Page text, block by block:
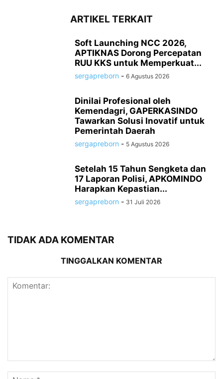
ARTIKEL TERKAIT
Soft Launching NCC 2026,
APTIKNAS Dorong Percepatan
RUU KKS untuk Memperkuat...
sergapreborn - 6 Agustus 2026
Dinilai Profesional oleh
Kemendagri, GAPERKASINDO
Tawarkan Solusi Inovatif untuk
Pemerintah Daerah
sergapreborn - 5 Agustus 2026
Setelah 15 Tahun Sengketa dan
17 Laporan Polisi, APKOMINDO
Harapkan Kepastian...
sergapreborn - 31 Juli 2026
TIDAK ADA KOMENTAR
TINGGALKAN KOMENTAR